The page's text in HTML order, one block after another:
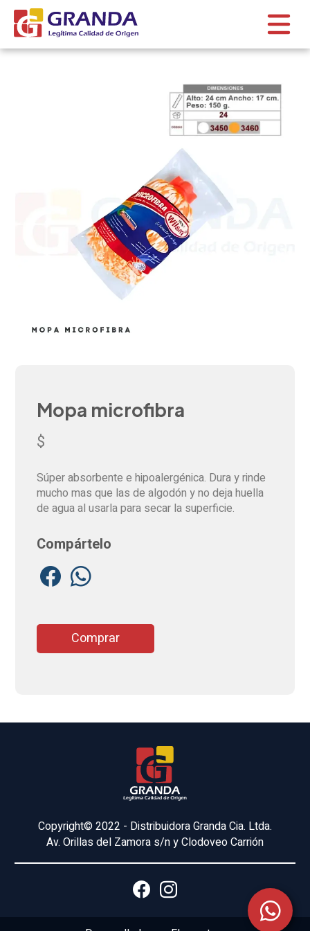
Mopa microfibra
$
Súper absorbente e hipoalergénica. Dura y rinde
mucho mas que las de algodón y no deja huella
de agua al usarla para secar la superficie.
Compártelo
Comprar
Copyright© 2022 - Distribuidora Granda Cia. Ltda.
Av. Orillas del Zamora s/n y Clodoveo Carrión